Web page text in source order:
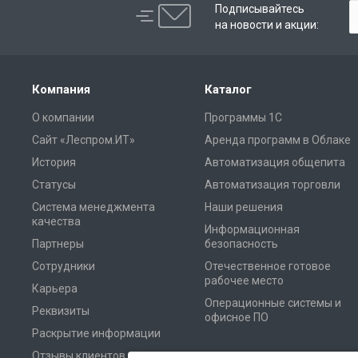
Подписывайтесь
на новости и акции:
Компания
О компании
Сайт «Леспром.ИТ»
История
Статусы
Система менеджмента
качества
Партнеры
Сотрудники
Карьера
Реквизиты
Раскрытие информации
Каталог
Программы 1С
Аренда программ в Облаке
Автоматизация общепита
Автоматизация торговли
Наши решения
Информационная
безопасность
Отечественное готовое
рабочее место
Операционные системы и
офисное ПО